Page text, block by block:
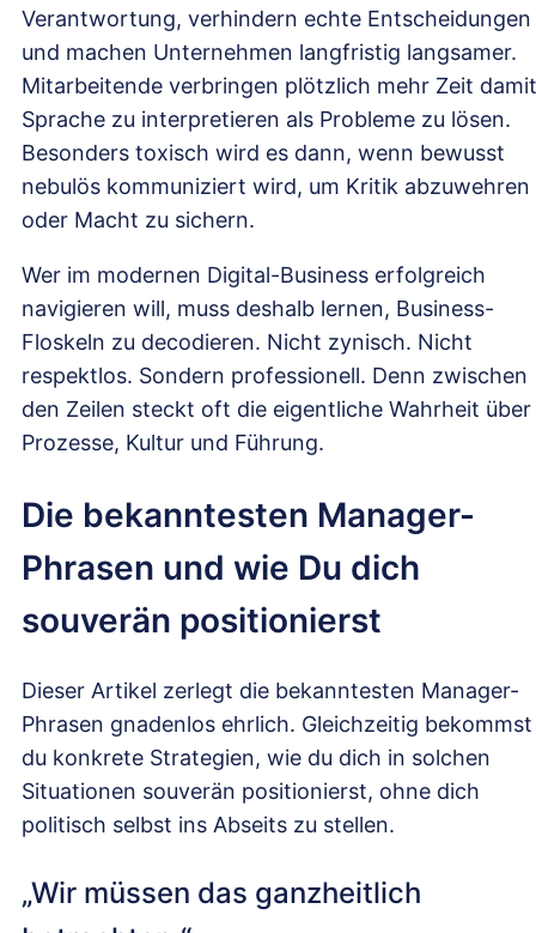
Verantwortung, verhindern echte Entscheidungen
und machen Unternehmen langfristig langsamer.
Mitarbeitende verbringen plötzlich mehr Zeit
Sprache zu interpretieren als Probleme zu lösen.
Besonders toxisch wird es dann, wenn bewusst
nebulös kommuniziert wird, um Kritik abzuwehren
oder Macht zu sichern.
Wer im modernen Digital-Business erfolgreich
navigieren will, muss deshalb lernen, Business-
Floskeln zu decodieren. Nicht zynisch. Nicht
respektlos. Sondern professionell. Denn zwischen
den Zeilen steckt oft die eigentliche Wahrheit über
Prozesse, Kultur und Führung.
Die bekanntesten Manager-
Phrasen und wie Du dich
souverän positionierst
Dieser Artikel zerlegt die bekanntesten Manager-
Phrasen gnadenlos ehrlich. Gleichzeitig bekommst
du konkrete Strategien, wie du dich in solchen
Situationen souverän positionierst, ohne dich
politisch selbst ins Abseits zu stellen.
„Wir müssen das ganzheitlich